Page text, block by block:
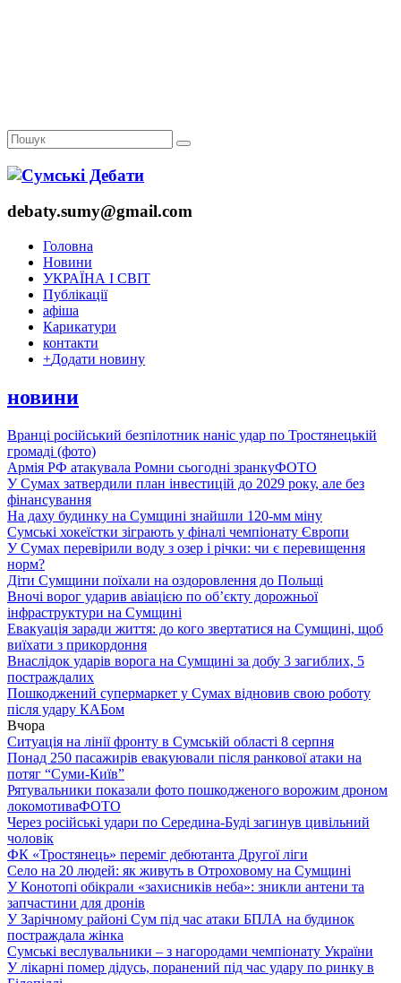
debaty.sumy@gmail.com
Головна
Новини
УКРАЇНА І СВІТ
Публікації
афіша
Карикатури
контакти
+Додати новину
новини
Вранці російський безпілотник наніс удар по Тростянецькій
громаді (фото)
Армія РФ атакувала Ромни сьогодні зранкуФОТО
У Сумах затвердили план інвестицій до 2029 року, але без
фінансування
На даху будинку на Сумщині знайшли 120-мм міну
Сумські хокеїстки зіграють у фіналі чемпіонату Європи
У Сумах перевірили воду з озер і річки: чи є перевищення
норм?
Діти Сумщини поїхали на оздоровлення до Польщі
Вночі ворог ударив авіацією по обʼєкту дорожньої
інфраструктури на Сумщині
Евакуація заради життя: до кого звертатися на Сумщині, щоб
виїхати з прикордоння
Внаслідок ударів ворога на Сумщині за добу 3 загиблих, 5
постраждалих
Пошкоджений супермаркет у Сумах відновив свою роботу
після удару КАБом
Вчора
Ситуація на лінії фронту в Сумській області 8 серпня
Понад 250 пасажирів евакуювали після ранкової атаки на
потяг “Суми-Київ”
Рятувальники показали фото пошкодженого ворожим дроном
локомотиваФОТО
Через російські удари по Середина-Буді загинув цивільний
чоловік
ФК «Тростянець» переміг дебютанта Другої ліги
Село на 20 людей: як живуть в Отроховому на Сумщині
У Конотопі обікрали «захисників неба»: зникли антени та
запчастини для дронів
У Зарічному районі Сум під час атаки БПЛА на будинок
постраждала жінка
Сумські веслувальники – з нагородами чемпіонату України
У лікарні помер дідусь, поранений під час удару по ринку в